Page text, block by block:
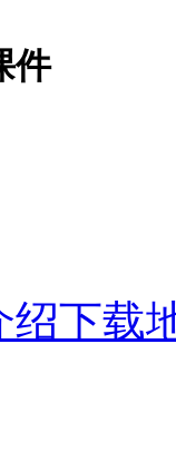
件
绍下载